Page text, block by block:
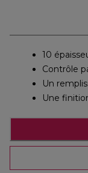
10
Contrôle
Un
Une